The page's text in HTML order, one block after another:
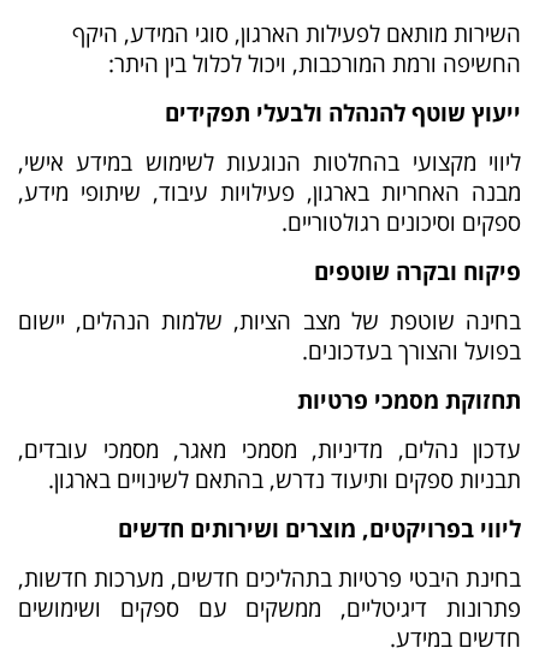
השירות מותאם לפעילות הארגון, סוגי המידע, היקף
החשיפה ורמת המורכבות, ויכול לכלול בין היתר:
ייעוץ שוטף להנהלה ולבעלי תפקידים
ליווי מקצועי בהחלטות הנוגעות לשימוש במידע אישי,
מבנה האחריות בארגון, פעילויות עיבוד, שיתופי מידע,
ספקים וסיכונים רגולטוריים.
פיקוח ובקרה שוטפים
בחינה שוטפת של מצב הציות, שלמות הנהלים, יישום
בפועל והצורך בעדכונים.
תחזוקת מסמכי פרטיות
עדכון נהלים, מדיניות, מסמכי מאגר, מסמכי עובדים,
תבניות ספקים ותיעוד נדרש, בהתאם לשינויים בארגון.
ליווי בפרויקטים, מוצרים ושירותים חדשים
בחינת היבטי פרטיות בתהליכים חדשים, מערכות חדשות,
פתרונות דיגיטליים, ממשקים עם ספקים ושימושים
חדשים במידע.